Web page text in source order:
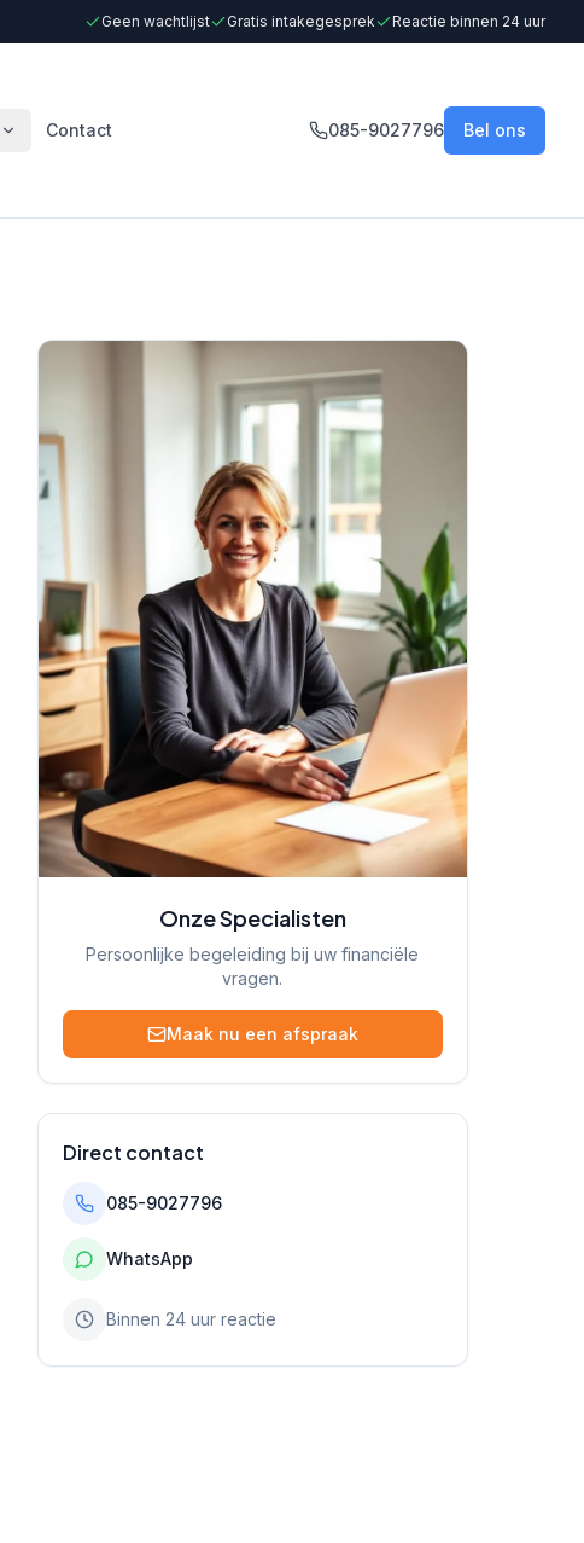
Geen wachtlijst Gratis intakegesprek Reactie binnen 24 uur
Contact 085-9027796 Bel ons
Onze Specialisten
Persoonlijke begeleiding bij uw financiële
vragen.
Maak nu een afspraak
Direct contact
085-9027796
WhatsApp
Binnen 24 uur reactie